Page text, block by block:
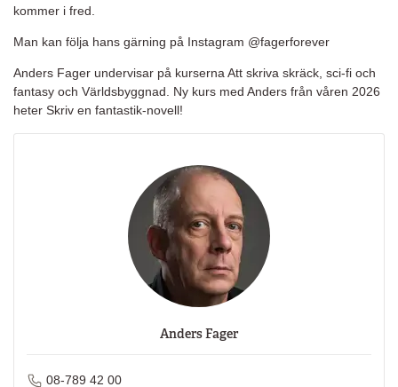
kommer i fred.
Man kan följa hans gärning på Instagram @fagerforever
Anders Fager undervisar på kurserna Att skriva skräck, sci-fi och
fantasy och Världsbyggnad. Ny kurs med Anders från våren 2026
heter Skriv en fantastik-novell!
Anders Fager
Ring Anders Fager på
08-789 42 00